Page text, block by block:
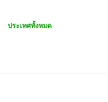
ประเทศทั้งหมด